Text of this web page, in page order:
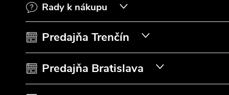
Rady k nákupu
Predajňa Trenčín
Predajňa Bratislava